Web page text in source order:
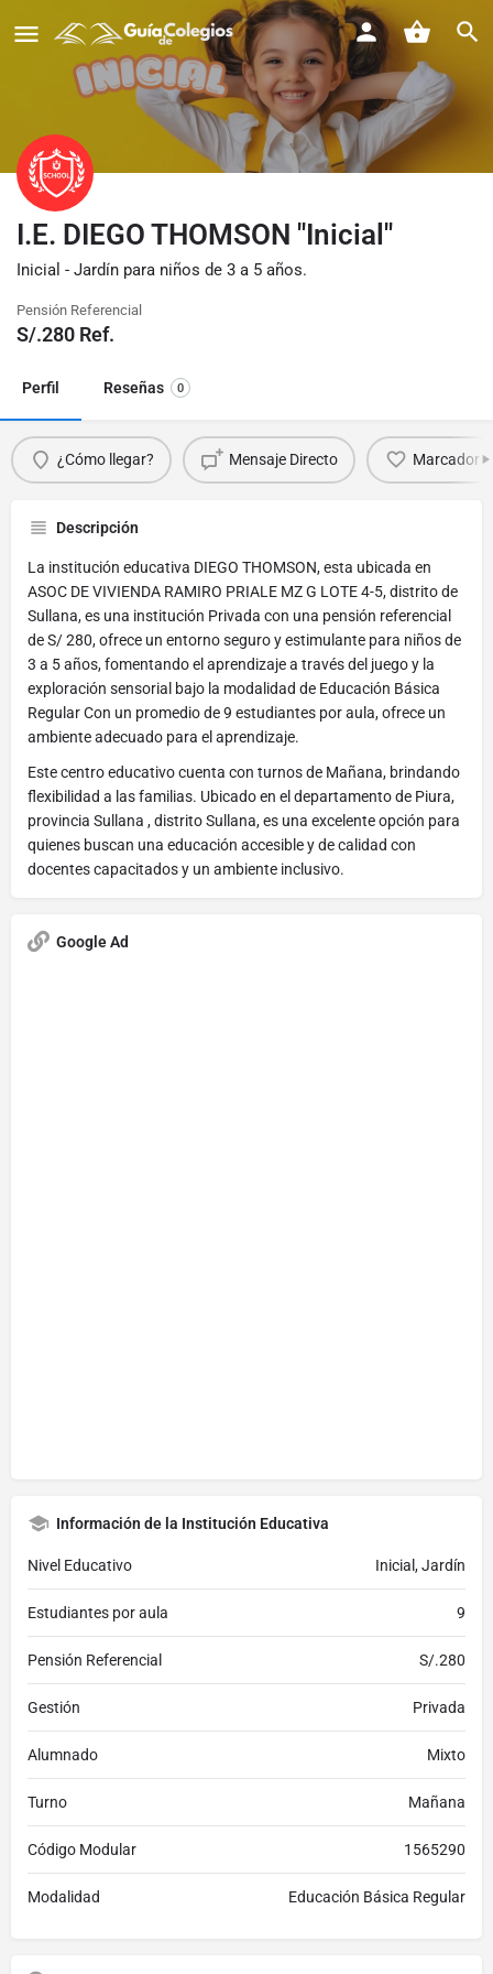
I.E. DIEGO THOMSON "Inicial"
Inicial - Jardín para niños de 3 a 5 años.
Pensión Referencial
S/.280 Ref.
Perfil Reseñas 0
¿Cómo llegar? Mensaje Directo Marcador
Descripción
La institución educativa DIEGO THOMSON, esta ubicada en
ASOC DE VIVIENDA RAMIRO PRIALE MZ G LOTE 4-5, distrito de
Sullana, es una institución Privada con una pensión referencial
de S/ 280, ofrece un entorno seguro y estimulante para niños de
3 a 5 años, fomentando el aprendizaje a través del juego y la
exploración sensorial bajo la modalidad de Educación Básica
Regular Con un promedio de 9 estudiantes por aula, ofrece un
ambiente adecuado para el aprendizaje.
Este centro educativo cuenta con turnos de Mañana, brindando
flexibilidad a las familias. Ubicado en el departamento de Piura,
provincia Sullana , distrito Sullana, es una excelente opción para
quienes buscan una educación accesible y de calidad con
docentes capacitados y un ambiente inclusivo.
Google Ad
Información de la Institución Educativa
Nivel Educativo Inicial, Jardín
Estudiantes por aula 9
Pensión Referencial S/.280
Gestión Privada
Alumnado Mixto
Turno Mañana
Código Modular 1565290
Modalidad Educación Básica Regular